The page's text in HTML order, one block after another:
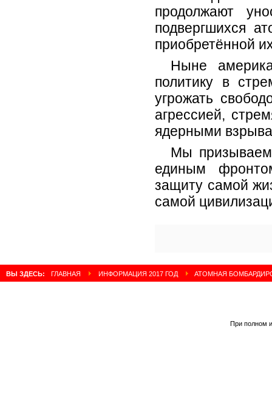
продолжают
подвергшихся
приобретённой
Ныне
политику в
угрожать
агрессией,
ядерными
Мы
единым
защиту самой
самой
ВЫ ЗДЕСЬ: ГЛАВНАЯ ИНФОРМАЦИЯ 2017 ГОД АТОМНАЯ
При полном